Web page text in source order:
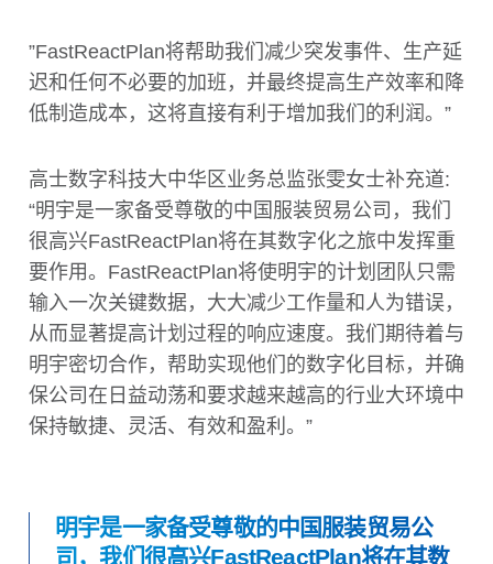
”FastReactPlan将帮助我们减少突发事件、生产延
迟和任何不必要的加班，并最终提高生产效率和降
低制造成本，这将直接有利于增加我们的利润。”
高士数字科技大中华区业务总监张雯女士补充道:
“明宇是一家备受尊敬的中国服装贸易公司，我们
很高兴FastReactPlan将在其数字化之旅中发挥重
要作用。FastReactPlan将使明宇的计划团队只需
输入一次关键数据，大大减少工作量和人为错误，
从而显著提高计划过程的响应速度。我们期待着与
明宇密切合作，帮助实现他们的数字化目标，并确
保公司在日益动荡和要求越来越高的行业大环境中
保持敏捷、灵活、有效和盈利。”
明宇是一家备受尊敬的中国服装贸易公
司，我们很高兴FastReactPlan将在其数